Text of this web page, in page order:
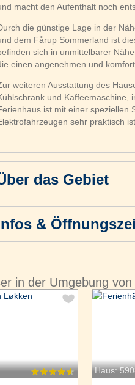
macht den Aufenthalt noch
die günstige Lage in der
dem Fårup Sommerland ist
sich in unmittelbarer
einen angenehmen und
weiteren Ausstattung des
und Kaffeemaschine,
ist mit einer speziellen
sehr praktisch ist.
das Gebiet
&
in der Umgebung von
Haus: